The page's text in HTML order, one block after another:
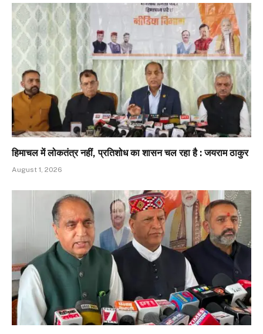
हिमाचल में लोकतंत्र नहीं, प्रतिशोध का शासन चल रहा है : जयराम ठाकुर
August 1, 2026